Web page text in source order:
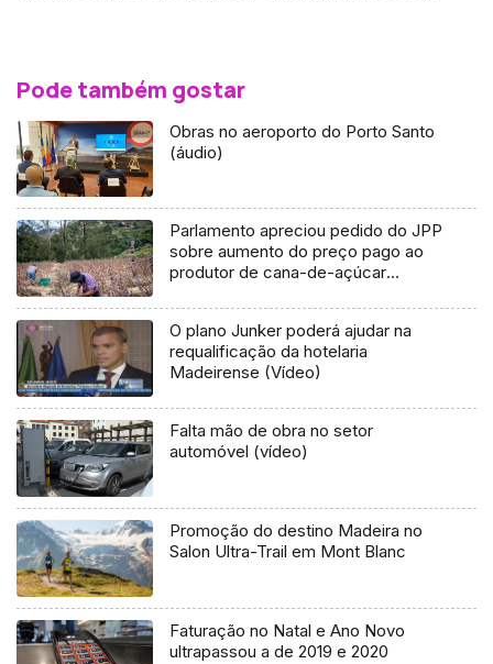
Pode também gostar
Obras no aeroporto do Porto Santo
(áudio)
Parlamento apreciou pedido do JPP
sobre aumento do preço pago ao
produtor de cana-de-açúcar
O plano Junker poderá ajudar na
requalificação da hotelaria
Madeirense (Vídeo)
Falta mão de obra no setor
automóvel (vídeo)
Promoção do destino Madeira no
Salon Ultra-Trail em Mont Blanc
Faturação no Natal e Ano Novo
ultrapassou a de 2019 e 2020